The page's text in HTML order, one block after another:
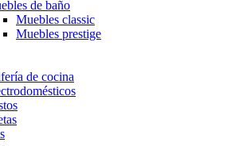
de baño
Muebles classic
Muebles prestige
de cocina